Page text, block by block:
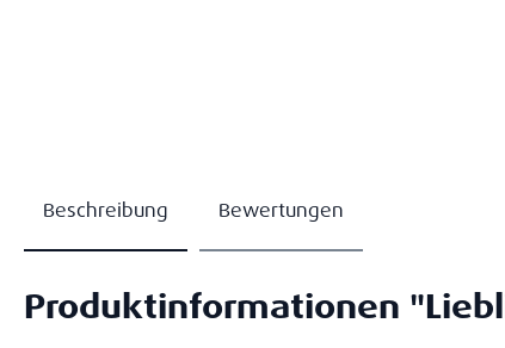
Beschreibung Bewertungen
Produktinformationen